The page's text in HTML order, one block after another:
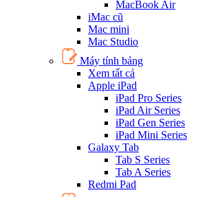
MacBook Air
iMac cũ
Mac mini
Mac Studio
Máy tính bảng
Xem tất cả
Apple iPad
iPad Pro Series
iPad Air Series
iPad Gen Series
iPad Mini Series
Galaxy Tab
Tab S Series
Tab A Series
Redmi Pad